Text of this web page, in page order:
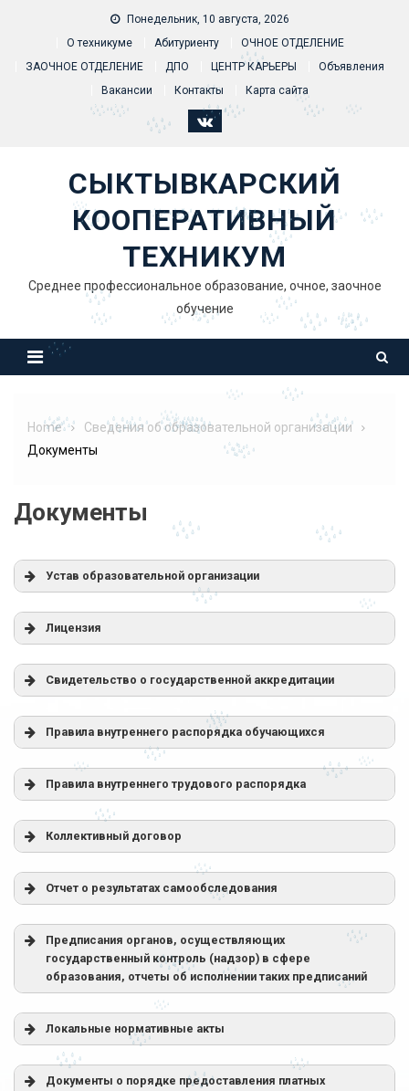
Понедельник, 10 августа, 2026
О техникуме
Абитуриенту
ОЧНОЕ ОТДЕЛЕНИЕ
ЗАОЧНОЕ ОТДЕЛЕНИЕ
ДПО ЦЕНТР КАРЬЕРЫ
Объявления
Вакансии
Контакты Карта сайта
СЫКТЫВКАРСКИЙ
КООПЕРАТИВНЫЙ
ТЕХНИКУМ
Среднее профессиональное образование, очное, заочное
обучение
Home
Сведения об образовательной организации
Документы
Документы
Устав образовательной организации
Лицензия
Свидетельство о государственной аккредитации
Правила внутреннего распорядка обучающихся
Правила внутреннего трудового распорядка
Коллективный договор
Отчет о результатах самообследования
Предписания органов, осуществляющих
государственный контроль (надзор) в сфере
образования, отчеты об исполнении таких предписаний
Локальные нормативные акты
Правила приема в Сыктывкарский кооперативный
техникум
Документы о порядке предоставления платных